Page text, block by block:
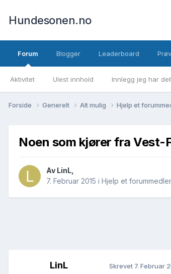
Hundesonen.no
Forum
Aktivitet Ulest innhold Innlegg jeg har
Blogger Leaderboard
Forside Generelt Alt mulig Hjelp et
Noen som kjører fra Vest-
Av LinL
7. Februar 2015 i Hjelp et
LinL Skrevet 7. Februar